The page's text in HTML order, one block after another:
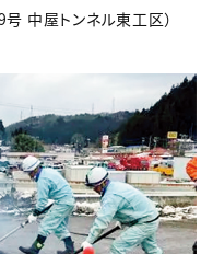
中屋トンネル東工区）